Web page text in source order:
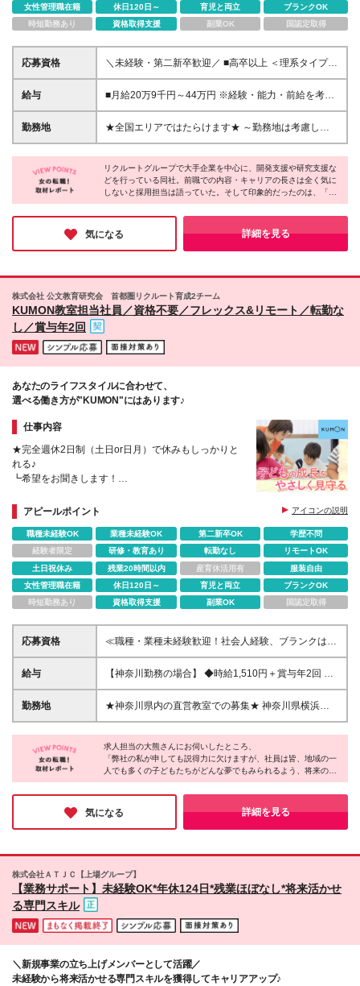
女性管理職在籍
休日120日～ 育児と両立
ブランクOK
時短勤務あり
資格取得支援 副業OK 国認定取得
応募資格
＼未経験・第二新卒歓迎／ ■高卒以上 ＜理系タイプの
方は大歓迎です＞ ・モノゴトをじっくり考えるのが
好きな方 ・実験や化学と聞くとワクワクする方 ・コ
ーしますので、 全くの未経験でも安心してご応募く
ださい♪
給与
■月給20万9千円～44万円 ※経験・能力・前給を考慮
の上、決定いたします ※時間外手当100％支給 ※派遣
就業先が変更となる場合には、就業規則、労使協定等
た希望も配属の際に考慮します。 ＜手当＞ ■職務担当
手当 ■通勤手当（上限月3万円） ■残業手当（全額支
給） ■住宅手当（5割を会社負担／就業規則に定める
料補助（資格ごとに社内規定により決定） ■資格取得
奨励金 （資格により2万円～20万円の祝金支給） ◎
一例 ・基本情報技術者（5万円） ・プロジェクトマネ
デッドシステムスペシャリスト試験（10万円） ・デ
ィジタル技術検定（情報1級：10万円、制御1級：10
ト（600～729点：5万円、 730～799点：10万円、
800点以上：15万円） など
勤務地
★全国エリアではたらけます★ ～勤務地は考慮しま
す～ ■東北エリア／青森・岩手・宮城・秋田・山形・
福島 ■関東エリア／東京・埼玉・神奈川・千葉・茨
城・栃木・群馬 ■北信越エリア／長野・山梨・福井 ■
東海エリア／静岡・愛知・岐阜・三重 ■関西エリア／
大阪・京都・奈良・兵庫・滋賀 ■中国・四国エリア／
広島・岡山・山口・香川 ■九州エリア／福岡・長崎・
熊本・佐賀・大分・宮崎・鹿児島 ※転勤の可能性あ
と相談したところ、本当に近くの案件を紹介してもら
えました。通勤時間がかなり減り、とてもありがたい
リクルートグループで大手企業を中心に、開発支援や研究支援な
どを行っている同社。前職での内容・キャリアの長さは全く気に
しないと採用担当は語っていた。そして印象的だったのは、「当
社で経験を積んで、それを他社で活かしたいと思うようになった
ら、転職という選択肢も大いにアリです」という一言。その時々
の自分の志向に合わせて、仕事や会社を選ぶ昨今、同社は時代に
フィットする考えを持つ数少ない会社かもしれない。
気になる 詳細を見る
株式会社 公文教育研究会 首都圏リクルート育成2チーム
KUMON教室担当社員／資格不要／フレックス&リモート／転勤な
し／賞与年2回
あなたのライフスタイルに合わせて、
選べる働き方が"KUMON"にはあります♪
仕事内容
★完全週休2日制（土日or日月）で休みもしっかりと
れる♪
┗希望をお聞きします！
★フレックス＆リモートワーク
★賞与年2回・正社員登用あり
アピールポイント アイコンの説明
職種未経験OK 業種未経験OK 第二新卒OK
学歴不問
経験者限定
研修・教育あり 転勤なし
リモートOK
土日祝休み
残業20時間以内 産育休活用有
服装自由
女性管理職在籍
休日120日～ 育児と両立
ブランクOK
時短勤務あり
資格取得支援 副業OK 国認定取得
応募資格
≪職種・業種未経験歓迎！社会人経験、ブランクは不
問です≫ ■資格不要／短大卒程度の学力 ■基本的なPC
スキルのある方 ※難しい関数などのスキルは求めませ
丈夫です！ ※学歴不問 ＼こんな方は大歓迎です／ ◎
未経験から教育のお仕事を始めてみたい ◎私生活も
て働きたい ◎子どもと接することが好き 契約の更
新 有（契約期間満了時に判断） 更新上限 有（通
算契約期間の最長54ヶ月） ※初回の契約期間は30ヶ
給与
【神奈川勤務の場合】 ◆時給1,510円＋賞与年2回 ＜
月収例＞ 時給1,510円×1日7.5h×月22日間＋在宅勤務
手当（3,000円）＝252,150円 【共通】 ※月収例に時
年末年始休暇や夏季休暇等がございますので、勤務
日数は月によって大きく変動します。ご注意くださ
い。 ※残業代全額支給 ※試用期間1ヶ月あり（条件・
勤務地
★神奈川県内の直営教室での募集★ 神奈川県横浜
市、川崎市、相模原市など （担当する教室は1教室の
み） 【担当教室】 神奈川県内の公文式直営教室での
勤務となります。 ※週2日は教室での勤務です。 【神
奈川オフィス】 神奈川県横浜市神奈川区金港町2-6横
浜プラザビル8F ※(変更の範囲)上記を除く当社関連勤
務地
求人担当の大熊さんにお伺いしたところ、
「弊社の私が申しても説得力に欠けますが、社員は皆、地域の一
人でも多くの子どもたちがどんな夢でもみられるよう、将来の選
択の幅を広げてあげたいと願っています。公文式ならそれが可能
なんです。子どもたちの背中に翼をつけてあげる、とてもやりが
いのある仕事です」と。このお言葉がとても印象に残っていま
す。
気になる 詳細を見る
株式会社ＡＴＪＣ【上場グループ】
【業務サポート】未経験OK*年休124日*残業ほぼなし*将来活かせ
る専門スキル
＼新規事業の立ち上げメンバーとして活躍／
未経験から将来活かせる専門スキルを獲得してキャリアアップ♪